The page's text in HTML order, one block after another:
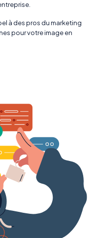
à des pros du marketing
pour votre image en